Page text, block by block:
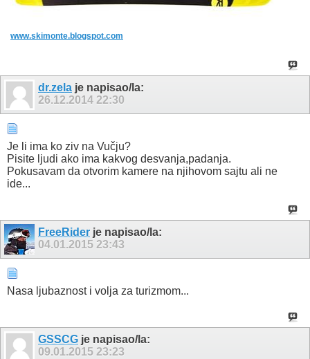
www.skimonte.blogspot.com
dr.zela je napisao/la:
26.12.2014 22:30
Je li ima ko ziv na Vučju?
Pisite ljudi ako ima kakvog desvanja,padanja.
Pokusavam da otvorim kamere na njihovom sajtu ali ne
ide...
FreeRider je napisao/la:
04.01.2015 23:43
Nasa ljubaznost i volja za turizmom...
GSSCG je napisao/la:
09.01.2015 23:23